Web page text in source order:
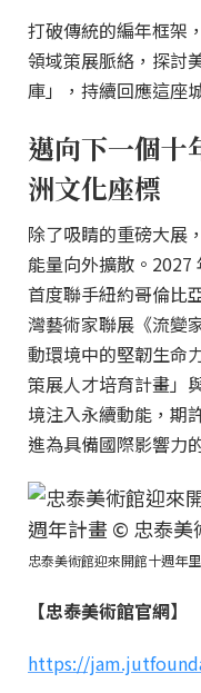
打破傳統的編年框架
領域策展脈絡，探討
庫」，持續回應這座
邁向下一個十
洲文化座標
除了吸睛的重磅大展
能量向外擴散。2027
首度聯手紐約哥倫比
灣藝術家聯展《流變
動環境中的堅韌生命
策展人才培育計畫」
境注入永續動能，期
進為具備國際影響力
忠泰美術館迎來開館十週年
【忠泰美術館官網】
https://